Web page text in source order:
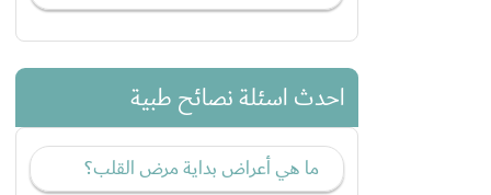
احدث اسئلة نصائح طبية
ما هي أعراض بداية مرض القلب؟